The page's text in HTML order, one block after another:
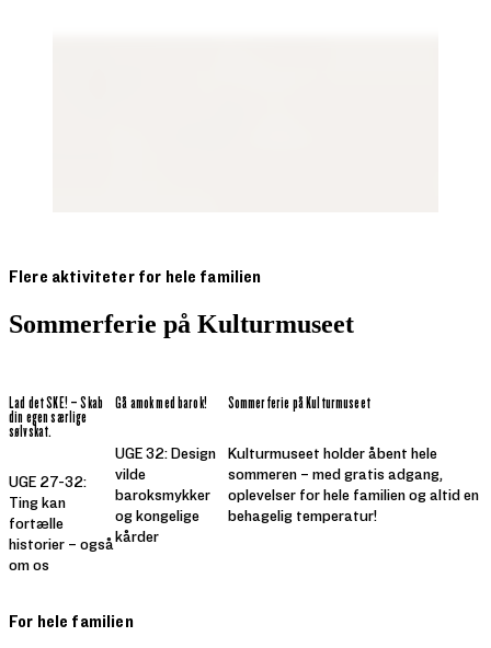
Flere aktiviteter for hele familien
Sommerferie på Kulturmuseet
Lad det SKE! – Skab
din egen særlige
sølvskat.
UGE 27-32:
Ting kan
fortælle
historier – også
om os
Gå amok med barok!
UGE 32: Design
vilde
baroksmykker
og kongelige
kårder
Sommerferie på Kulturmuseet
Kulturmuseet holder åbent hele
sommeren – med gratis adgang,
oplevelser for hele familien og altid en
behagelig temperatur!
For hele familien